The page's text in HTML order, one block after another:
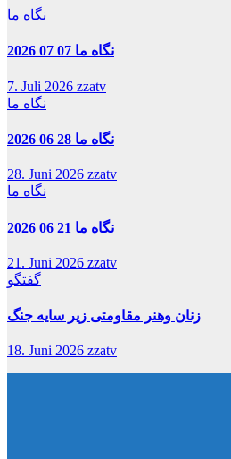
نگاه ما
نگاه ما 07 07 2026
7. Juli 2026 zzatv
نگاه ما
نگاه ما 28 06 2026
28. Juni 2026 zzatv
نگاه ما
نگاه ما 21 06 2026
21. Juni 2026 zzatv
گفتگو
زنان وهنر مقاومتی زیر سایه جنگ
18. Juni 2026 zzatv